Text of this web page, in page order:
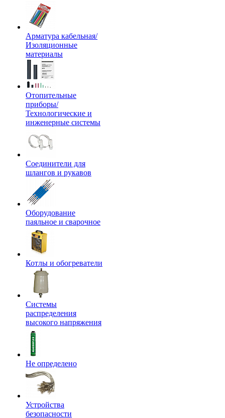
Арматура кабельная/
Изоляционные
материалы
Отопительные
приборы/
Технологические и
инженерные системы
Соединители для
шлангов и рукавов
Оборудование
паяльное и сварочное
Котлы и обогреватели
Системы
распределения
высокого напряжения
Не определено
Устройства
безопасности